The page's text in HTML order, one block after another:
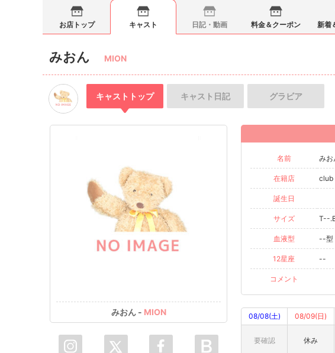
お店トップ キャスト 日記・動画 料金＆クーポン 新着
みおん MION
キャスト トップ キャスト 日記 グラビア
みおん - MION
名前 みお
在籍店 club
誕生日
サイズ T--
血液型 --型
12星座 --
コメント
08/08(土) 08/09(日)
要確認 休み